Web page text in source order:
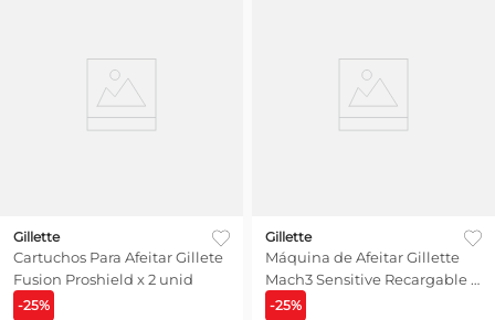
Gillette
Cartuchos Para Afeitar Gillete
Fusion Proshield x 2 unid
-25%
Gillette
Máquina de Afeitar Gillette
Mach3 Sensitive Recargable x
1 unid
-25%